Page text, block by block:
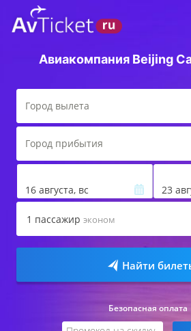
Авиакомпания Beijing
16 августа, вс 23
1 пассажир эконом
Найти
Безопасная оплата